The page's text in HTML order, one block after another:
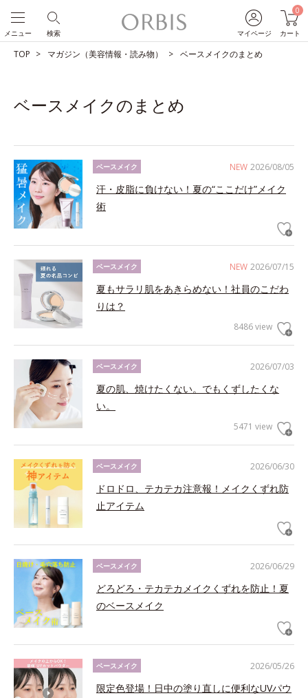
マイページ
0
カート
検索
メニュー
TOP マガジン（美容情報・読み物） ベースメイクのまとめ
ベースメイクのまとめ
NEW 2026/08/05
ベースメイク
汗・皮脂に負けない！夏の“ここだけ”メイク
術
NEW 2026/07/15
ベースメイク
夏もサラリ肌をあきらめない！社員のこだわ
りは？
8486 view
2026/07/03
ベースメイク
夏の肌、焼けたくない。でもくずしたくな
い。
5471 view
2026/06/30
ベースメイク
ドロドロ、テカテカ注意報！メイクくずれ防
止アイテム
2026/06/29
ベースメイク
どろどろ・テカテカメイクくずれを防止！夏
のベースメイク
2026/05/26
ベースメイク
限定色登場！日中の塗り直しに便利なUVパウ